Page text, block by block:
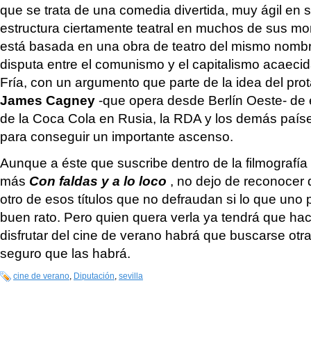
que se trata de una comedia divertida, muy ágil en
estructura ciertamente teatral en muchos de sus
está basada en una obra de teatro del mismo
disputa entre el comunismo y el capitalismo
Fría, con un argumento que parte de la idea del
James Cagney -que opera desde Berlín Oeste-
de la Coca Cola en Rusia, la RDA y los demás
para conseguir un importante ascenso.
Aunque a éste que suscribe dentro de la
más Con faldas y a lo loco , no dejo de reconocer
otro de esos títulos que no defraudan si lo que uno
buen rato. Pero quien quera verla ya tendrá que
disfrutar del cine de verano habrá que buscarse
seguro que las habrá.
cine de verano Diputación sevilla